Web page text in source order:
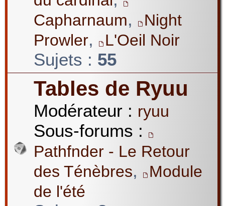
Capharnaum,
Night
Prowler, L'Oeil Noir
Sujets : 55
Tables de Ryuu
Modérateur : ryuu
Sous-forums :
Pathfnder - Le Retour
des Ténèbres,
Module
de l'été